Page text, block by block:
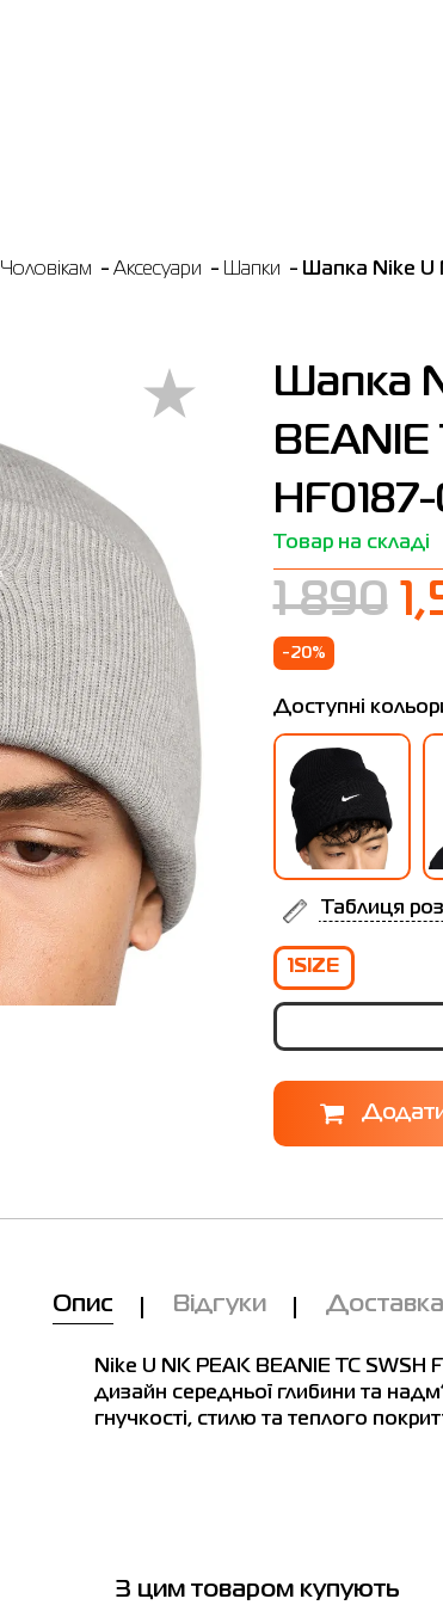
Чоловікам Аксесуари Шапки Шапка Nike U
Шапка
BEANIE
Товар на складі
1 890
-20%
Доступні
Таблиця
1SIZE
Опис Відгуки
Nike U NK PEAK BEANIE TC
дизайн середньої глибини та
гнучкості, стилю та теплого
З цим товаром купують